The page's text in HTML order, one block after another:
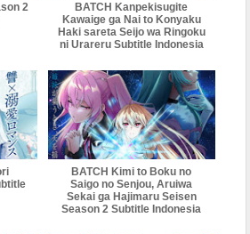
2
BATCH Kanpekisugite
Kawaige ga Nai to Konyaku
Haki sareta Seijo wa Ringoku
ni Urareru Subtitle Indonesia
BATCH Kimi to Boku no
Saigo no Senjou, Aruiwa
Sekai ga Hajimaru Seisen
Season 2 Subtitle Indonesia